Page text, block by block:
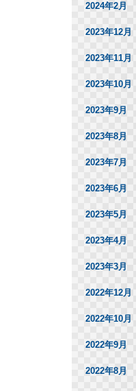
2024年2月
2023年12月
2023年11月
2023年10月
2023年9月
2023年8月
2023年7月
2023年6月
2023年5月
2023年4月
2023年3月
2022年12月
2022年10月
2022年9月
2022年8月